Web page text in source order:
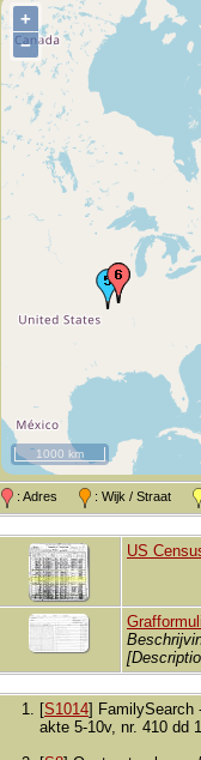
+
−
1000 km
: Adres : Wijk / Straat
US
[S1014] FamilySearch
akte 5-10v, nr. 410 dd